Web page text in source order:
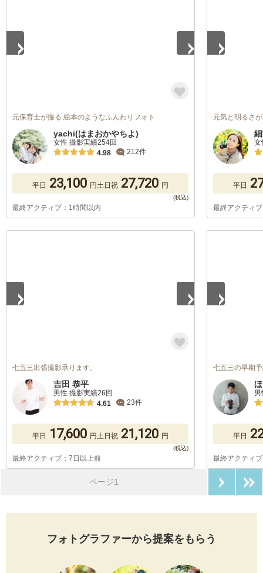
元保育士が撮る 絵本のようなふんわりフォト
yachi(はまおかやちよ)
女性 撮影実績254回
4.98
212件
平日 23,100 円土日祝 27,720 円
最終アクティブ：1時間以内
元気と明るさ
女
平日
最終アクティ
七五三出張撮影承ります。
吉田 恭平
男性 撮影実績26回
4.61
23件
平日 17,600 円土日祝 21,120 円
最終アクティブ：7日以上前
七五三の早期
平日
最終アクティ
ページ1
フォトグラファーから提案をもらう